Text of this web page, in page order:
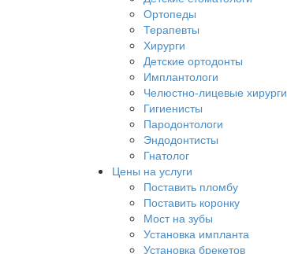
Ортопеды
Терапевты
Хирурги
Детские ортодонты
Имплантологи
Челюстно-лицевые хирурги
Гигиенисты
Пародонтологи
Эндодонтисты
Гнатолог
Цены на услуги
Поставить пломбу
Поставить коронку
Мост на зубы
Установка импланта
Установка брекетов